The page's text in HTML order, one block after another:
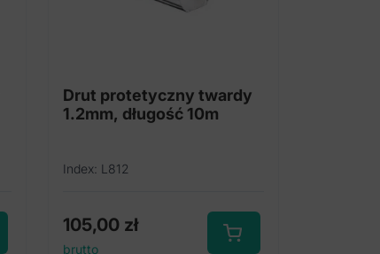
Drut protetyczny twardy
1.2mm, długość 10m
Index: L812
105,00 zł
brutto